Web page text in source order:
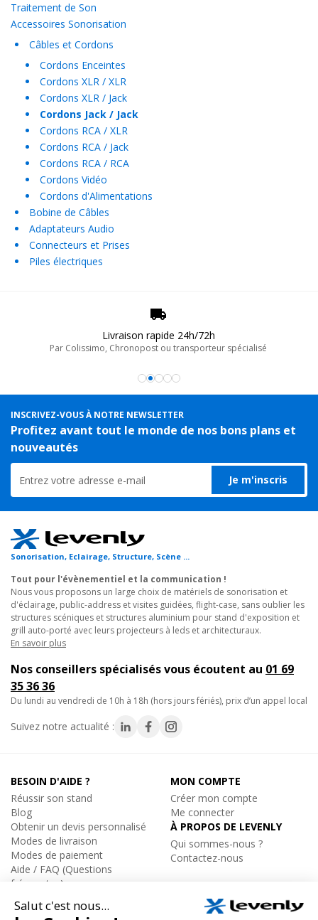
Traitement de Son
Accessoires Sonorisation
Câbles et Cordons
Cordons Enceintes
Cordons XLR / XLR
Cordons XLR / Jack
Cordons Jack / Jack
Cordons RCA / XLR
Cordons RCA / Jack
Cordons RCA / RCA
Cordons Vidéo
Cordons d'Alimentations
Bobine de Câbles
Adaptateurs Audio
Connecteurs et Prises
Piles électriques
Livraison rapide 24h/72h
Par Colissimo, Chronopost ou transporteur spécialisé
INSCRIVEZ-VOUS À NOTRE NEWSLETTER
Profitez avant tout le monde de nos bons plans et
nouveautés
Je m'inscris
Sonorisation, Eclairage, Structure, Scène ...
Tout pour l'évènementiel et la communication !
Nous vous proposons un large choix de matériels de sonorisation et
d'éclairage, public-address et visites guidées, flight-case, sans oublier les
structures scéniques et structures aluminium pour stand d'exposition et
grill auto-porté avec leurs projecteurs à leds et architecturaux.
En savoir plus
Nos conseillers spécialisés vous écoutent au 01 69
35 36 36
du lundi au vendredi de 10h à 18h (hors jours fériés), prix d’un appel local
Suivez notre actualité :
BESOIN D'AIDE ?
Réussir son stand
Blog
Obtenir un devis personnalisé
Modes de livraison
Modes de paiement
Aide / FAQ (Questions
fréquentes)
Catalogue par marques
MON COMPTE
Créer mon compte
Me connecter
À PROPOS DE LEVENLY
Qui sommes-nous ?
Contactez-nous